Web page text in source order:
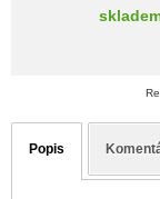
Popis